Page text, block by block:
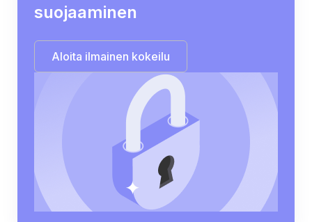
suojaaminen
Aloita ilmainen kokeilu